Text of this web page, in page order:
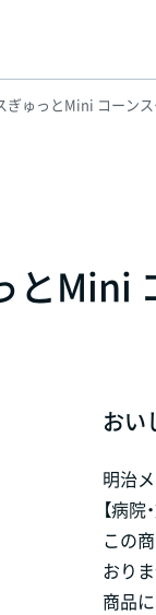
ぎゅっとMini コーン
とMini
おい
明治
【病院
この
おりま
商品